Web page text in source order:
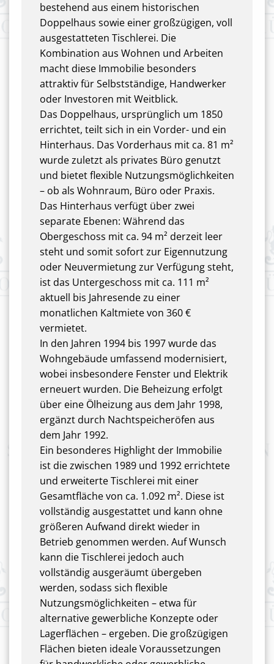
bestehend aus einem historischen
Doppelhaus sowie einer großzügigen, voll
ausgestatteten Tischlerei. Die
Kombination aus Wohnen und Arbeiten
macht diese Immobilie besonders
attraktiv für Selbstständige, Handwerker
oder Investoren mit Weitblick.
Das Doppelhaus, ursprünglich um 1850
errichtet, teilt sich in ein Vorder- und ein
Hinterhaus. Das Vorderhaus mit ca. 81 m²
wurde zuletzt als privates Büro genutzt
und bietet flexible Nutzungsmöglichkeiten
– ob als Wohnraum, Büro oder Praxis.
Das Hinterhaus verfügt über zwei
separate Ebenen: Während das
Obergeschoss mit ca. 94 m² derzeit leer
steht und somit sofort zur Eigennutzung
oder Neuvermietung zur Verfügung steht,
ist das Untergeschoss mit ca. 111 m²
aktuell bis Jahresende zu einer
monatlichen Kaltmiete von 360 €
vermietet.
In den Jahren 1994 bis 1997 wurde das
Wohngebäude umfassend modernisiert,
wobei insbesondere Fenster und Elektrik
erneuert wurden. Die Beheizung erfolgt
über eine Ölheizung aus dem Jahr 1998,
ergänzt durch Nachtspeicheröfen aus
dem Jahr 1992.
Ein besonderes Highlight der Immobilie
ist die zwischen 1989 und 1992 errichtete
und erweiterte Tischlerei mit einer
Gesamtfläche von ca. 1.092 m². Diese ist
vollständig ausgestattet und kann ohne
größeren Aufwand direkt wieder in
Betrieb genommen werden. Auf Wunsch
kann die Tischlerei jedoch auch
vollständig ausgeräumt übergeben
werden, sodass sich flexible
Nutzungsmöglichkeiten – etwa für
alternative gewerbliche Konzepte oder
Lagerflächen – ergeben. Die großzügigen
Flächen bieten ideale Voraussetzungen